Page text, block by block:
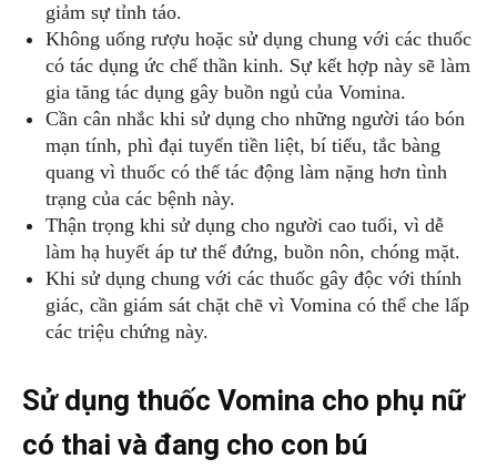
giảm sự tỉnh táo.
Không uống rượu hoặc sử dụng chung với các thuốc
có tác dụng ức chế thần kinh. Sự kết hợp này sẽ làm
gia tăng tác dụng gây buồn ngủ của Vomina.
Cần cân nhắc khi sử dụng cho những người táo bón
mạn tính, phì đại tuyến tiền liệt, bí tiểu, tắc bàng
quang vì thuốc có thể tác động làm nặng hơn tình
trạng của các bệnh này.
Thận trọng khi sử dụng cho người cao tuổi, vì dễ
làm hạ huyết áp tư thế đứng, buồn nôn, chóng mặt.
Khi sử dụng chung với các thuốc gây độc với thính
giác, cần giám sát chặt chẽ vì Vomina có thể che lấp
các triệu chứng này.
Sử dụng thuốc Vomina cho phụ nữ
có thai và đang cho con bú